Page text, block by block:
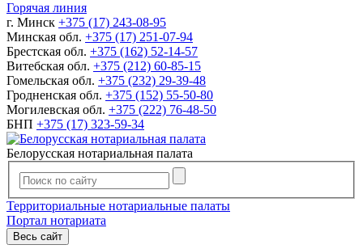
Горячая линия
г. Минск +375 (17) 243-08-95
Минская обл. +375 (17) 251-07-94
Брестская обл. +375 (162) 52-14-57
Витебская обл. +375 (212) 60-85-15
Гомельская обл. +375 (232) 29-39-48
Гродненская обл. +375 (152) 55-50-80
Могилевская обл. +375 (222) 76-48-50
БНП +375 (17) 323-59-34
Белорусская нотариальная палата
Территориальные нотариальные палаты
Портал нотариата
Весь сайт